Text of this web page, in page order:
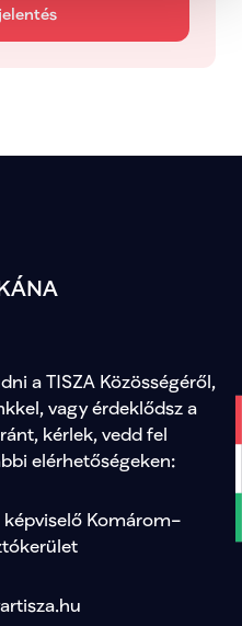
a TISZA Közösségéről,
vagy érdeklődsz a
kérlek, vedd fel
elérhetőségeken:
képviselő Komárom–